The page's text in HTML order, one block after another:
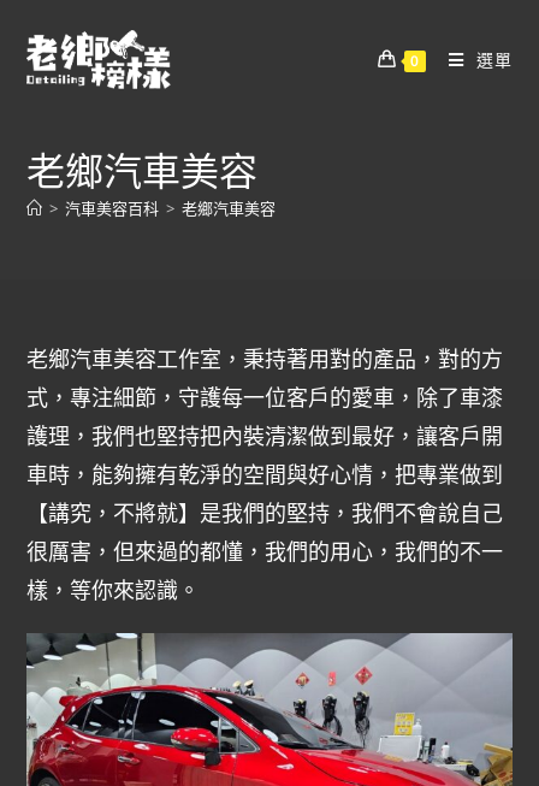
0 選單
老鄉汽車美容
> 汽車美容百科 > 老鄉汽車美容
老鄉汽車美容工作室，秉持著用對的產品，對的方
式，專注細節，守護每一位客戶的愛車，除了車漆
護理，我們也堅持把內裝清潔做到最好，讓客戶開
車時，能夠擁有乾淨的空間與好心情，把專業做到
【講究，不將就】是我們的堅持，我們不會說自己
很厲害，但來過的都懂，我們的用心，我們的不一
樣，等你來認識。